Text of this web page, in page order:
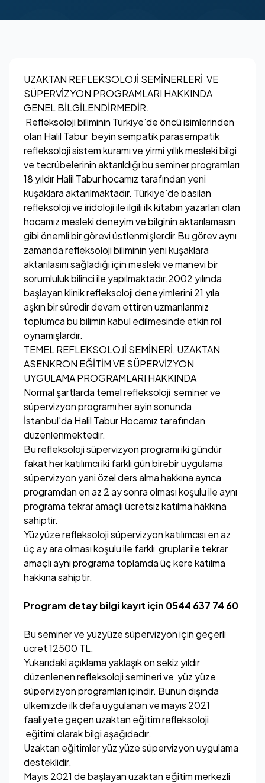
UZAKTAN REFLEKSOLOJİ SEMİNERLERİ VE
SÜPERVİZYON PROGRAMLARI HAKKINDA
GENEL BİLGİLENDİRMEDİR.
Refleksoloji biliminin Türkiye’de öncü isimlerinden
olan Halil Tabur beyin sempatik parasempatik
refleksoloji sistem kuramı ve yirmi yıllık mesleki bilgi
ve tecrübelerinin aktarıldığı bu seminer programları
18 yıldır Halil Tabur hocamız tarafından yeni
kuşaklara aktarılmaktadır. Türkiye’de basılan
refleksoloji ve iridoloji ile ilgili ilk kitabın yazarları olan
hocamız mesleki deneyim ve bilginin aktarılamasın
gibi önemli bir görevi üstlenmişlerdir.Bu görev aynı
zamanda refleksoloji biliminin yeni kuşaklara
aktarılasını sağladığı için mesleki ve manevi bir
sorumluluk bilinci ile yapılmaktadır.2002 yılında
başlayan klinik refleksoloji deneyimlerini 21 yıla
aşkın bir süredir devam ettiren uzmanlarımız
toplumca bu bilimin kabul edilmesinde etkin rol
oynamışlardır.
TEMEL REFLEKSOLOJİ SEMİNERİ, UZAKTAN
ASENKRON EĞİTİM VE SÜPERVİZYON
UYGULAMA PROGRAMLARI HAKKINDA
Normal şartlarda temel refleksoloji seminer ve
süpervizyon programı her ayin sonunda
İstanbul'da Halil Tabur Hocamız tarafından
düzenlenmektedir.
Bu refleksoloji süpervizyon programı iki gündür
fakat her katılımcı iki farklı gün birebir uygulama
süpervizyon yani özel ders alma hakkına ayrıca
programdan en az 2 ay sonra olması koşulu ile aynı
programa tekrar amaçlı ücretsiz katılma hakkına
sahiptir.
Yüzyüze refleksoloji süpervizyon katılımcısı en az
üç ay ara olması koşulu ile farklı gruplar ile tekrar
amaçlı aynı programa toplamda üç kere katılma
hakkına sahiptir.
Program detay bilgi kayıt için 0544 637 74 60
Bu seminer ve yüzyüze süpervizyon için geçerli
ücret 12500 TL.
Yukarıdaki açıklama yaklaşık on sekiz yıldır
düzenlenen refleksoloji semineri ve yüz yüze
süpervizyon programları içindir. Bunun dışında
ülkemizde ilk defa uygulanan ve mayıs 2021
faaliyete geçen uzaktan eğitim refleksoloji
eğitimi olarak bilgi aşağıdadır.
Uzaktan eğitimler yüz yüze süpervizyon uygulama
desteklidir.
Mayıs 2021 de başlayan uzaktan eğitim merkezli